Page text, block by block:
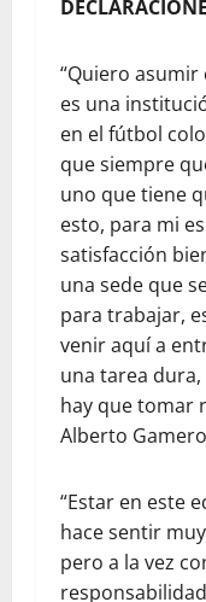
“Quiero asumir
es una
en el fútbol
que siempre
uno que tiene
esto, para mi
satisfacción
una sede que
para trabajar,
venir aquí a
una tarea dura,
hay que tomar
Alberto Gamero
“Estar en este
hace sentir
pero a la vez